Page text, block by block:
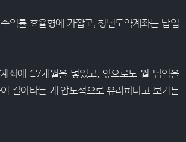
익률 효율형에 가깝고, 청년도약계좌는 납입
좌에 17개월을 넣었고, 앞으로도 월 납입을
갈아타는 게 압도적으로 유리하다고 보기는